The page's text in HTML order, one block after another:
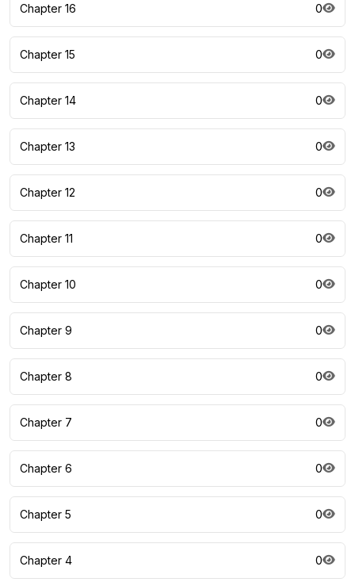
Chapter 16 0
Chapter 15 0
Chapter 14 0
Chapter 13 0
Chapter 12 0
Chapter 11 0
Chapter 10 0
Chapter 9 0
Chapter 8 0
Chapter 7 0
Chapter 6 0
Chapter 5 0
Chapter 4 0